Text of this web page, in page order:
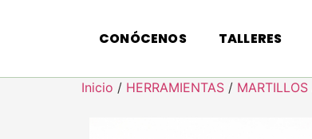
CONÓCENOS TALLERES
Inicio / HERRAMIENTAS / MARTILLOS